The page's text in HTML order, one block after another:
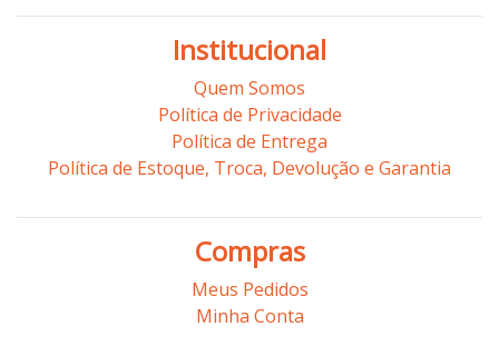
Institucional
Quem Somos
Política de Privacidade
Política de Entrega
Política de Estoque, Troca, Devolução e Garantia
Compras
Meus Pedidos
Minha Conta